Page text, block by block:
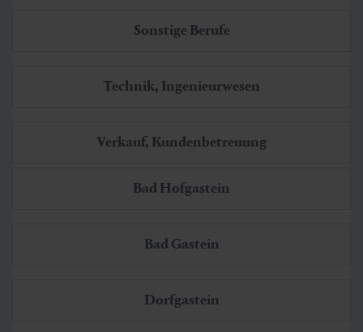
Sonstige Berufe
Technik, Ingenieurwesen
Verkauf, Kundenbetreuung
Bad Hofgastein
Bad Gastein
Dorfgastein